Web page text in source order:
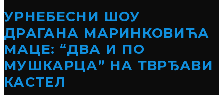
УРНЕБЕСНИ ШОУ
ДРАГАНА МАРИНКОВИЋА
МАЦЕ: “ДВА И ПО
МУШКАРЦА” НА ТВРЂАВИ
КАСТЕЛ